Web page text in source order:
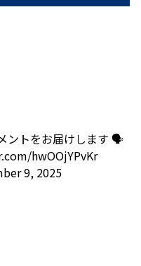
ントをお届けします 🗣️
hwOOjYPvKr
9, 2025